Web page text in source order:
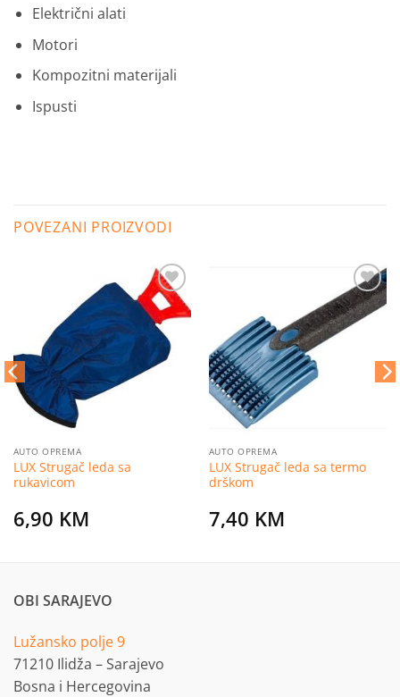
Električni alati
Motori
Kompozitni materijali
Ispusti
POVEZANI PROIZVODI
Dodaj
na
listu
želja
AUTO OPREMA
LUX Strugač leda sa
rukavicom
6,90 KM
Dodaj
na
listu
AUTO OPREMA
LUX Strugač leda sa termo
drškom
7,40 KM
OBI SARAJEVO
Lužansko polje 9
71210 Ilidža – Sarajevo
Bosna i Hercegovina